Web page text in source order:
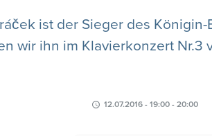
ist der Sieger des
wir ihn im Klavierkonzert Nr.3
12.07.2016 - 19:00 - 20:00